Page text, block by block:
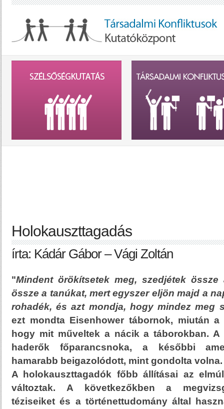
Holokauszttagadás
írta: Kádár Gábor – Vági Zoltán
"Mindent örökítsetek meg, szedjétek össze
össze a tanúkat, mert egyszer eljön majd a
rohadék, és azt mondja, hogy mindez meg
ezt mondta Eisenhower tábornok, miután a
hogy mit műveltek a nácik a táborokban. A
haderők főparancsnoka, a későbbi
hamarabb beigazolódott, mint gondolta volna.
A holokauszttagadók főbb állításai az
változtak. A következőkben a
téziseiket és a történettudomány által